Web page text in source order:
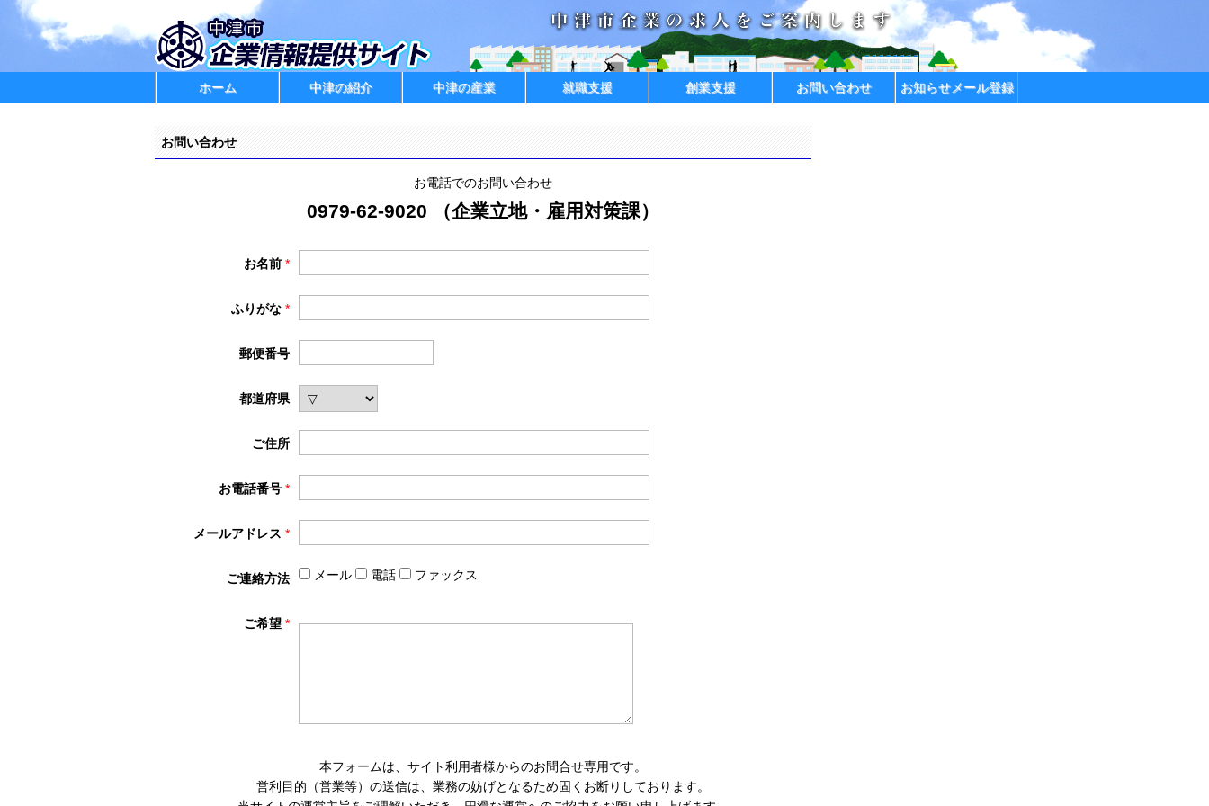
ホーム 中津の紹介 中津の産業 就職支援 創業支援 お問い合わせ お知らせメール登録
お問い合わせ
お電話でのお問い合わせ
0979-62-9020 （企業立地・雇用対策課）
お名前 *
ふりがな *
郵便番号
都道府県
ご住所
お電話番号 *
メールアドレス *
ご連絡方法 メール 電話 ファックス
ご希望 *
本フォームは、サイト利用者様からのお問合せ専用です。
営利目的（営業等）の送信は、業務の妨げとなるため固くお断りしております。